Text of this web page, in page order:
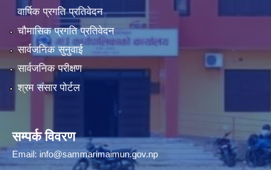
वार्षिक प्रगति प्रतिवेदन
चौमासिक प्रगति प्रतिवेदन
सार्वजनिक सुनुवाई
सार्वजनिक परीक्षण
श्रम संसार पोर्टल
सम्पर्क विवरण
Email: info@sammarimaimun.gov.np